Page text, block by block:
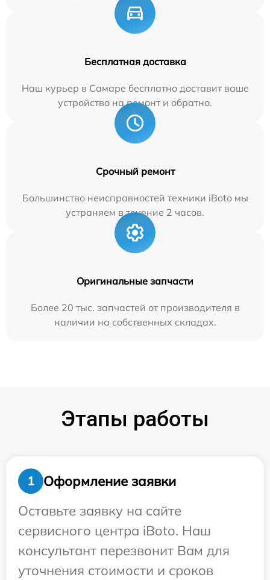
Бесплатная доставка
Наш курьер в Самаре бесплатно доставит ваше
устройство на ремонт и обратно.
Срочный ремонт
Большинство неисправностей техники iBoto мы
устраняем в течение 2 часов.
Оригинальные запчасти
Более 20 тыс. запчастей от производителя в
наличии на собственных складах.
Этапы работы
1
Оформление заявки
Оставьте заявку на сайте
сервисного центра iBoto. Наш
консультант перезвонит Вам для
уточнения стоимости и сроков